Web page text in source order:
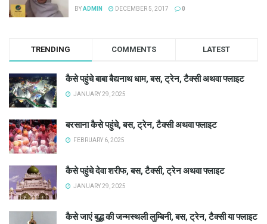
BYADMIN DECEMBER 5, 2017 0
TRENDING COMMENTS LATEST
कैसे पहुंचे बाबा बैद्यनाथ धाम, बस, ट्रेन, टैक्सी अथवा फ्लाइट
JANUARY 29, 2025
बरसाना कैसे पहुंचे, बस, ट्रेन, टैक्सी अथवा फ्लाइट
FEBRUARY 6, 2025
कैसे पहुंचे देवा शरीफ, बस, टैक्सी, ट्रेन अथवा फ्लाइट
JANUARY 29, 2025
कैसे जाएं बुद्ध की जन्मस्थली लुम्बिनी, बस, ट्रेन, टैक्सी या फ्लाइट